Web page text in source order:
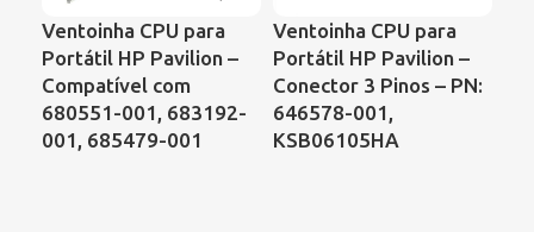
Ventoinha CPU para
Portátil HP Pavilion –
Compatível com
680551-001, 683192-
001, 685479-001
Ventoinha CPU para
Portátil HP Pavilion –
Conector 3 Pinos – PN:
646578-001,
KSB06105HA